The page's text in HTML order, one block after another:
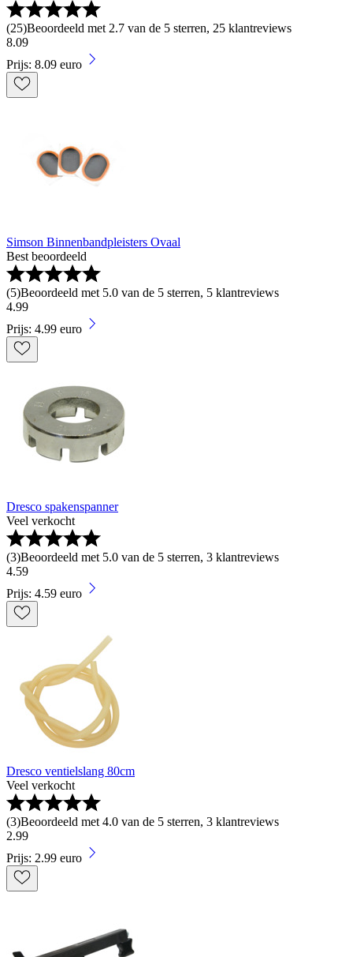
(25)Beoordeeld met 2.7 van de 5 sterren, 25 klantreviews
8.09
Prijs: 8.09 euro
Simson Binnenbandpleisters Ovaal
Best beoordeeld
(5)Beoordeeld met 5.0 van de 5 sterren, 5 klantreviews
4.99
Prijs: 4.99 euro
Dresco spakenspanner
Veel verkocht
(3)Beoordeeld met 5.0 van de 5 sterren, 3 klantreviews
4.59
Prijs: 4.59 euro
Dresco ventielslang 80cm
Veel verkocht
(3)Beoordeeld met 4.0 van de 5 sterren, 3 klantreviews
2.99
Prijs: 2.99 euro